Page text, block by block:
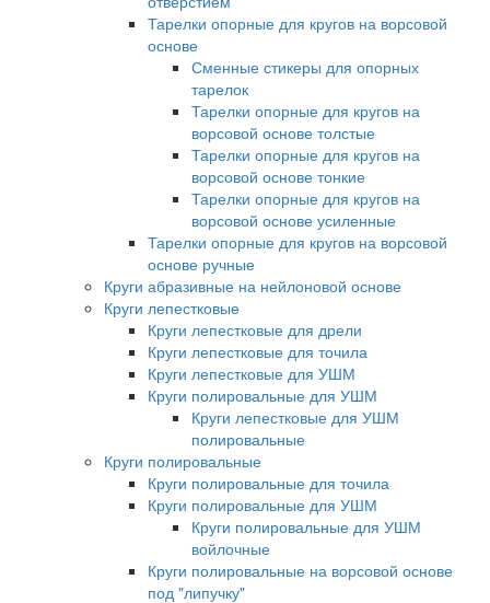
Тарелки опорные для кругов на ворсовой
основе
Сменные стикеры для опорных
тарелок
Тарелки опорные для кругов на
ворсовой основе толстые
Тарелки опорные для кругов на
ворсовой основе тонкие
Тарелки опорные для кругов на
ворсовой основе усиленные
Тарелки опорные для кругов на ворсовой
основе ручные
Круги абразивные на нейлоновой основе
Круги лепестковые
Круги лепестковые для дрели
Круги лепестковые для точила
Круги лепестковые для УШМ
Круги полировальные для УШМ
Круги лепестковые для УШМ
полировальные
Круги полировальные
Круги полировальные для точила
Круги полировальные для УШМ
Круги полировальные для УШМ
войлочные
Круги полировальные на ворсовой основе
под "липучку"